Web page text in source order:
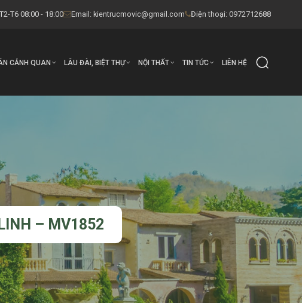
T6 08:00 - 18:00 Email: kientrucmovic@gmail.com Điện thoại: 0972712688
CẢNH QUAN LÂU ĐÀI, BIỆT THỰ NỘI THẤT TIN TỨC LIÊN HỆ
– MV1852